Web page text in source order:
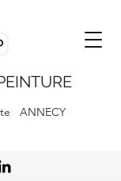
ANNECY